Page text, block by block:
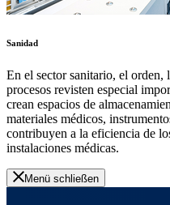
Sanidad
En el sector sanitario, el
procesos revisten especial
crean espacios de
materiales médicos,
contribuyen a la eficiencia de
instalaciones médicas.
Menü schließen